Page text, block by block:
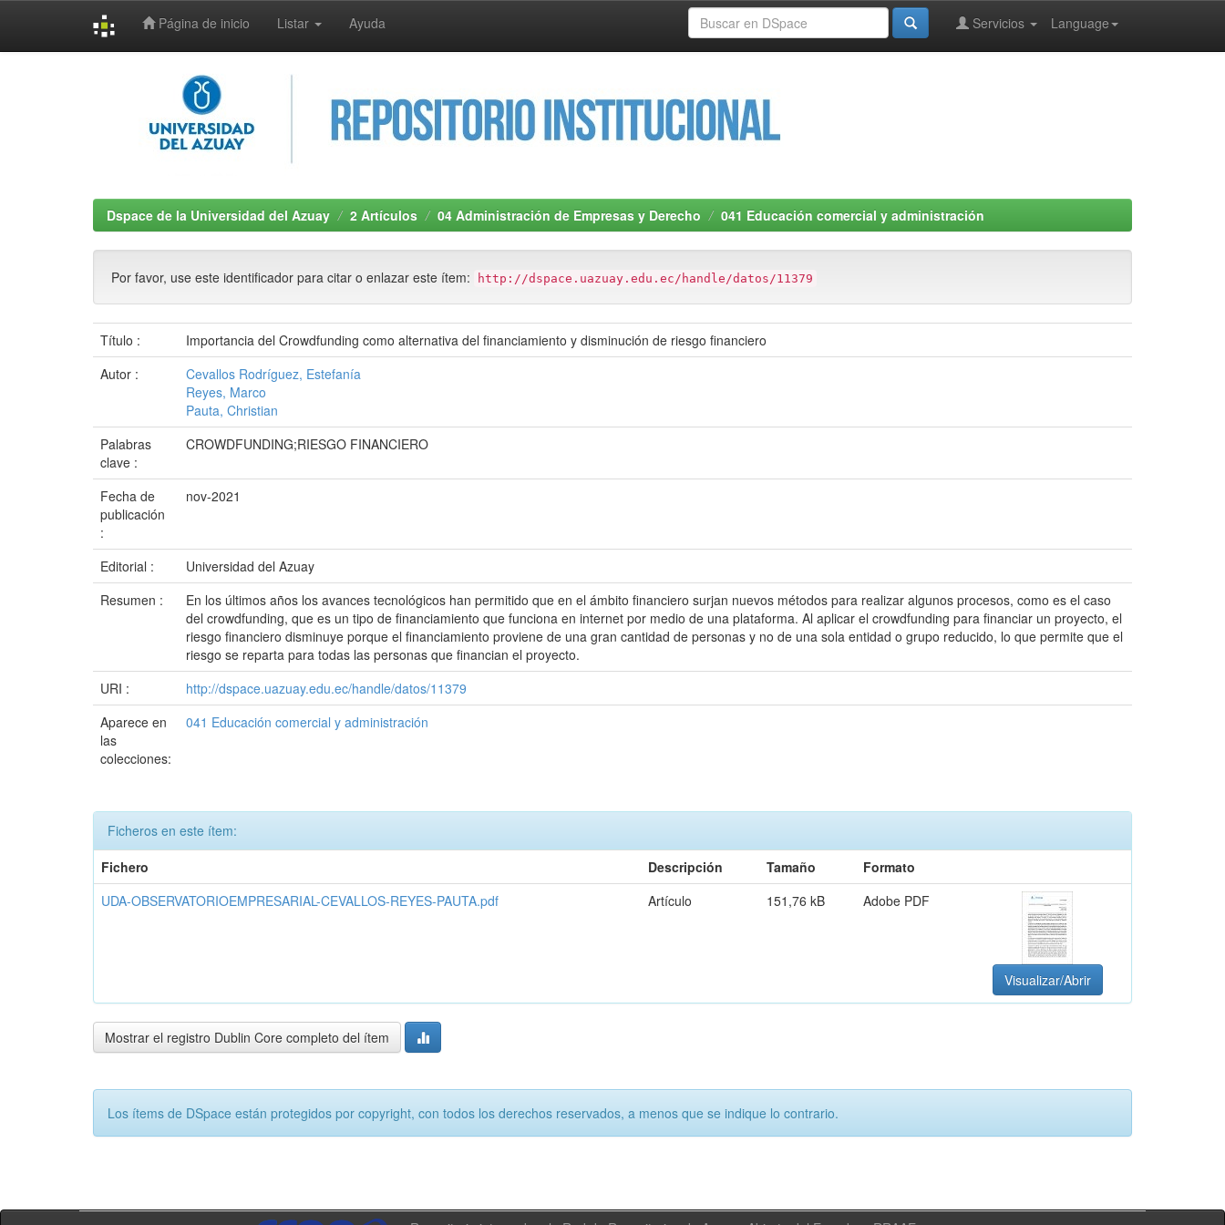
Página de inicio Listar Ayuda Language
Servicios
Dspace de la Universidad del Azuay 2 Artículos 04 Administración de Empresas y Derecho 041 Educación comercial y administración
Por favor, use este identificador para citar o enlazar este ítem: http://dspace.uazuay.edu.ec/handle/datos/11379
Título :
Importancia del Crowdfunding como alternativa del financiamiento y disminución de riesgo financiero
Autor :
Cevallos Rodríguez, Estefanía
Reyes, Marco
Pauta, Christian
Palabras
clave :
CROWDFUNDING;RIESGO FINANCIERO
Fecha de
publicación
:
nov-2021
Editorial :
Universidad del Azuay
Resumen :
En los últimos años los avances tecnológicos han permitido que en el ámbito financiero surjan nuevos métodos para realizar algunos procesos, como es el caso
del crowdfunding, que es un tipo de financiamiento que funciona en internet por medio de una plataforma. Al aplicar el crowdfunding para financiar un proyecto, el
riesgo financiero disminuye porque el financiamiento proviene de una gran cantidad de personas y no de una sola entidad o grupo reducido, lo que permite que el
riesgo se reparta para todas las personas que financian el proyecto.
URI :
http://dspace.uazuay.edu.ec/handle/datos/11379
Aparece en
las
colecciones:
041 Educación comercial y administración
Ficheros en este ítem:
Fichero
Descripción Tamaño
Formato
UDA-OBSERVATORIOEMPRESARIAL-CEVALLOS-REYES-PAUTA.pdf
Artículo 151,76 kB Adobe PDF
Visualizar/Abrir
Mostrar el registro Dublin Core completo del ítem
Los ítems de DSpace están protegidos por copyright, con todos los derechos reservados, a menos que se indique lo contrario.